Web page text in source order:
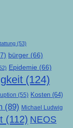
(53)
bürger (66)
Epidemie (66)
(124)
(55) Kosten (64)
(89) Michael Ludwig
(112) NEOS